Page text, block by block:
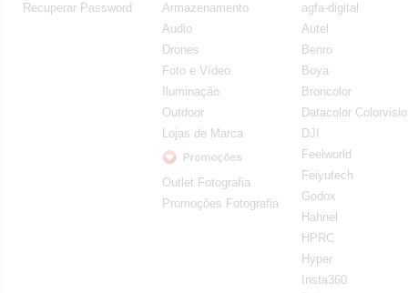
Recuperar Password
Armazenamento
Audio
Drones
Foto e Vídeo
Iluminação
Outdoor
Lojas de Marca
Outlet Fotografia
Promoções Fotografia
agfa-digital
Autel
Benro
Boya
Broncolor
Datacolor
DJI
Feelworld
Feiyutech
Godox
Hahnel
HPRC
Hyper
Insta360